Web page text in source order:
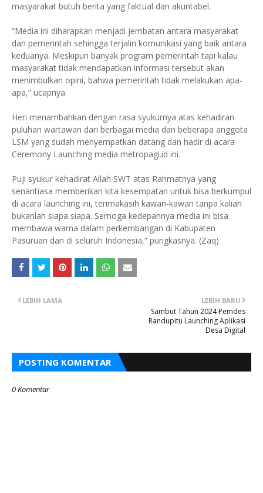
masyarakat butuh berita yang faktual dan akuntabel.
“Media ini diharapkan menjadi jembatan antara masyarakat
dan pemerintah sehingga terjalin komunikasi yang baik antara
keduanya. Meskipun banyak program pemerintah tapi kalau
masyarakat tidak mendapatkan informasi tersebut akan
menimbulkan opini, bahwa pemerintah tidak melakukan apa-
apa,” ucapnya.
Heri menambahkan dengan rasa syukurnya atas kehadiran
puluhan wartawan dari berbagai media dan beberapa anggota
LSM yang sudah menyempatkan datang dan hadir di acara
Ceremony Launching media metropagi.id ini.
Puji syukur kehadirat Allah SWT atas Rahmatnya yang
senantiasa memberikan kita kesempatan untuk bisa berkumpul
di acara launching ini, terimakasih kawan-kawan tanpa kalian
bukanlah siapa siapa. Semoga kedepannya media ini bisa
membawa warna dalam perkembangan di Kabupaten
Pasuruan dan di seluruh Indonesia,” pungkasnya. (Zaq)
LEBIH BARU
Sambut Tahun 2024 Pemdes
Randupitu Launching Aplikasi
Desa Digital
LEBIH LAMA
POSTING KOMENTAR
0 Komentar